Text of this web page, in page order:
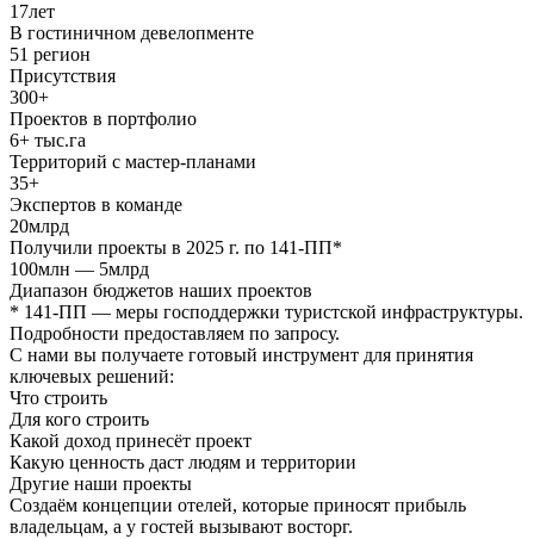
17лет
В гостиничном девелопменте
51 регион
Присутствия
300+
Проектов в портфолио
6+ тыс.га
Территорий с мастер-планами
35+
Экспертов в команде
20млрд
Получили проекты в 2025 г. по 141-ПП*
100млн — 5млрд
Диапазон бюджетов наших проектов
* 141-ПП — меры господдержки туристской инфраструктуры.
Подробности предоставляем по запросу.
С нами вы получаете готовый инструмент для принятия
ключевых решений:
Что строить
Для кого строить
Какой доход принесёт проект
Какую ценность даст людям и территории
Другие наши проекты
Создаём концепции отелей, которые приносят прибыль
владельцам, а у гостей вызывают восторг.